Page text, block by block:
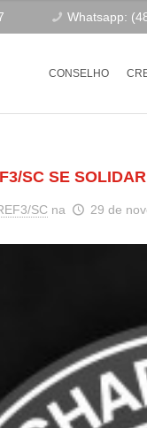
Whatsapp:
CONSELHO
SC SE
SC na 29 de